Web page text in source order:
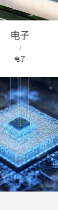
电子
/
电子